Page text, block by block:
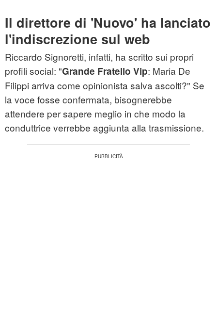
Il direttore di 'Nuovo' ha lanciato
l'indiscrezione sul web
Riccardo Signoretti, infatti, ha scritto sui propri
profili social: "Grande Fratello Vip: Maria De
Filippi arriva come opinionista salva ascolti?" Se
la voce fosse confermata, bisognerebbe
attendere per sapere meglio in che modo la
conduttrice verrebbe aggiunta alla trasmissione.